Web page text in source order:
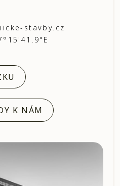
stavby.cz
K NÁM